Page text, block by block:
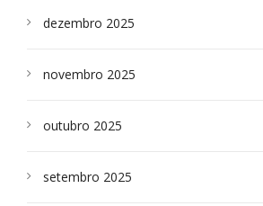
dezembro 2025
novembro 2025
outubro 2025
setembro 2025